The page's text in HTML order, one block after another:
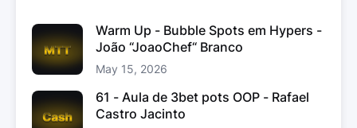
Warm Up - Bubble Spots em Hypers -
João “JoaoChef“ Branco
May 15, 2026
61 - Aula de 3bet pots OOP - Rafael
Castro Jacinto